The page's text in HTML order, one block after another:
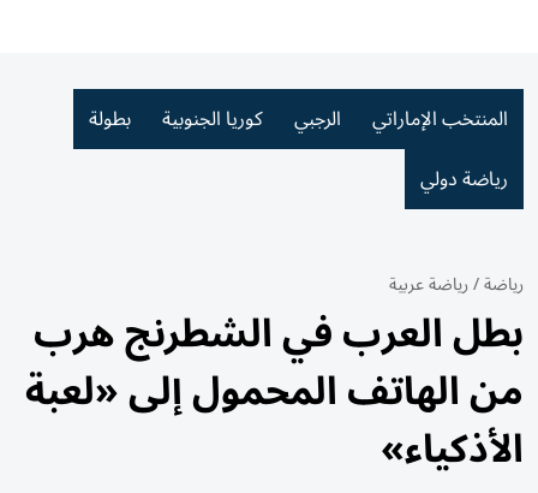
المنتخب الإماراتي الرجبي كوريا الجنوبية
بطولة
رياضة دولي
رياضة/رياضة عربية
بطل العرب في الشطرنج هرب
من الهاتف المحمول إلى «لعبة
الأذكياء»